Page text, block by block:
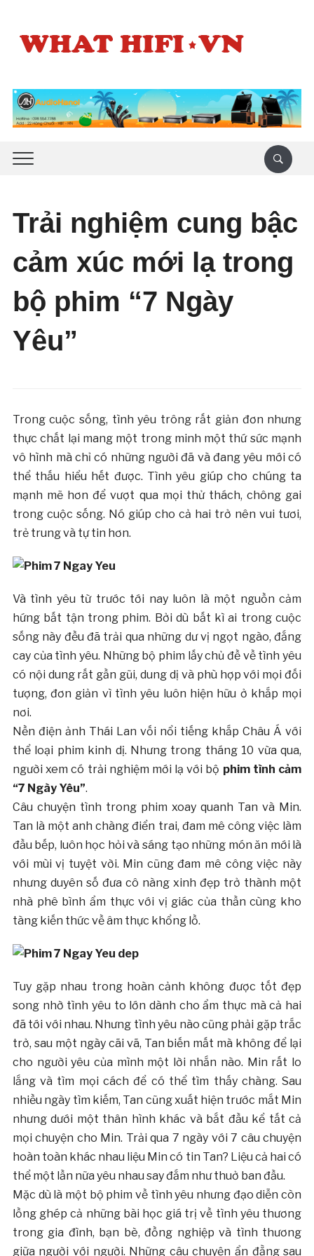
Trải nghiệm cung bậc
cảm xúc mới lạ trong
bộ phim “7 Ngày
Yêu”
Trong cuộc sống, tình yêu trông rất giản đơn nhưng
thực chất lại mang một trong minh một thứ sức mạnh
vô hình mà chỉ có những người đã và đang yêu mới có
thể thấu hiểu hết được. Tình yêu giúp cho chúng ta
mạnh mẽ hơn để vượt qua mọi thử thách, chông gai
trong cuộc sống. Nó giúp cho cả hai trở nên vui tươi,
trẻ trung và tự tin hơn.
Và tình yêu từ trước tới nay luôn là một nguồn cảm
hứng bất tận trong phim. Bởi dù bất kì ai trong cuộc
sống này đều đã trải qua những dư vị ngọt ngào, đắng
cay của tình yêu. Những bộ phim lấy chủ đề về tình yêu
có nội dung rất gần gũi, dung dị và phù hợp với mọi đối
tượng, đơn giản vì tình yêu luôn hiện hữu ở khắp mọi
nơi.
Nền điện ảnh Thái Lan vối nổi tiếng khắp Châu Á với
thể loại phim kinh dị. Nhưng trong tháng 10 vừa qua,
người xem có trải nghiệm mới lạ với bộ phim tình cảm
“7 Ngày Yêu”.
Câu chuyện tình trong phim xoay quanh Tan và Min.
Tan là một anh chàng điển trai, đam mê công việc làm
đầu bếp, luôn học hỏi và sáng tạo những món ăn mới là
với mùi vị tuyệt vời. Min cũng đam mê công việc này
nhưng duyên số đưa cô nàng xinh đẹp trở thành một
nhà phê bình ẩm thực với vị giác của thần cùng kho
tàng kiến thức về âm thực khổng lồ.
Tuy gặp nhau trong hoàn cảnh không được tốt đẹp
song nhờ tình yêu to lớn dành cho ẩm thực mà cả hai
đã tới với nhau. Nhưng tình yêu nào cũng phải gặp trắc
trở, sau một ngày cãi vã, Tan biến mất mà không để lại
cho người yêu của mình một lời nhắn nào. Min rất lo
lắng và tìm mọi cách để có thể tìm thấy chàng. Sau
nhiều ngày tìm kiếm, Tan cũng xuất hiện trước mắt Min
nhưng dưới một thân hình khác và bắt đầu kể tất cả
mọi chuyện cho Min. Trải qua 7 ngày với 7 câu chuyện
hoàn toàn khác nhau liệu Min có tin Tan? Liệu cả hai có
thể một lần nữa yêu nhau say đắm như thuở ban đầu.
Mặc dù là một bộ phim về tình yêu nhưng đạo diễn còn
lồng ghép cả những bài học giá trị về tình yêu thương
trong gia đình, bạn bè, đồng nghiệp và tình thương
giữa người với người. Những câu chuyện ẩn đằng sau